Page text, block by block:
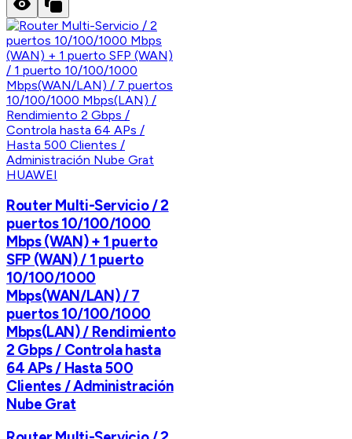
HUAWEI
Router Multi-Servicio / 2
puertos 10/100/1000
Mbps (WAN) + 1 puerto
SFP (WAN) / 1 puerto
10/100/1000
Mbps(WAN/LAN) / 7
puertos 10/100/1000
Mbps(LAN) / Rendimiento
2 Gbps / Controla hasta
64 APs / Hasta 500
Clientes / Administración
Nube Grat